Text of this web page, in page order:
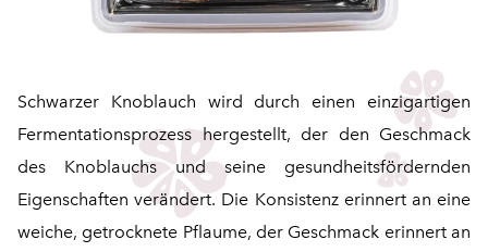
Schwarzer Knoblauch wird durch einen einzigartigen
Fermentationsprozess hergestellt, der den Geschmack
des Knoblauchs und seine gesundheitsfördernden
Eigenschaften verändert. Die Konsistenz erinnert an eine
weiche, getrocknete Pflaume, der Geschmack erinnert an